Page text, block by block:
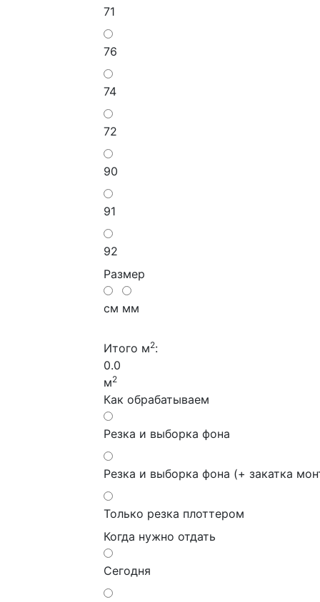
71
76
74
72
90
91
92
Размер
см мм
Итого м2:
0.0
м2
Как обрабатываем
Резка и выборка фона
Резка и выборка фона (+ закатка
Только резка плоттером
Когда нужно отдать
Сегодня